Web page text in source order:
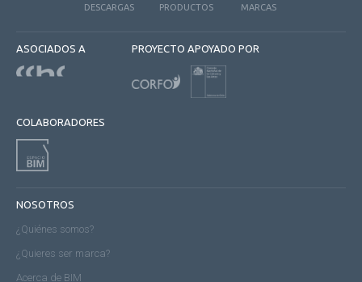
DESCARGAS PRODUCTOS MARCAS
ASOCIADOS A PROYECTO APOYADO POR
COLABORADORES
NOSOTROS
¿Quiénes somos?
¿Quieres ser marca?
Acerca de BIM